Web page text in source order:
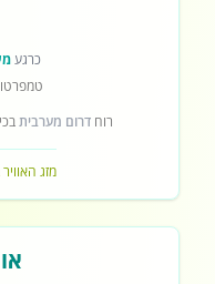
כרגע
רוח דרום מערבית
מזג